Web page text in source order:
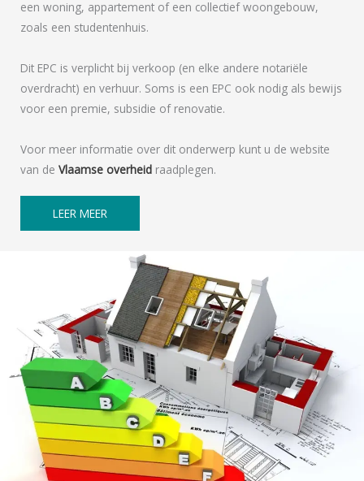
een woning, appartement of een collectief woongebouw,
zoals een studentenhuis.
Dit EPC is verplicht bij verkoop (en elke andere notariële
overdracht) en verhuur. Soms is een EPC ook nodig als bewijs
voor een premie, subsidie of renovatie.
Voor meer informatie over dit onderwerp kunt u de website
van de Vlaamse overheid raadplegen.
LEER MEER